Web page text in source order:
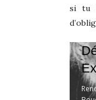
si tu